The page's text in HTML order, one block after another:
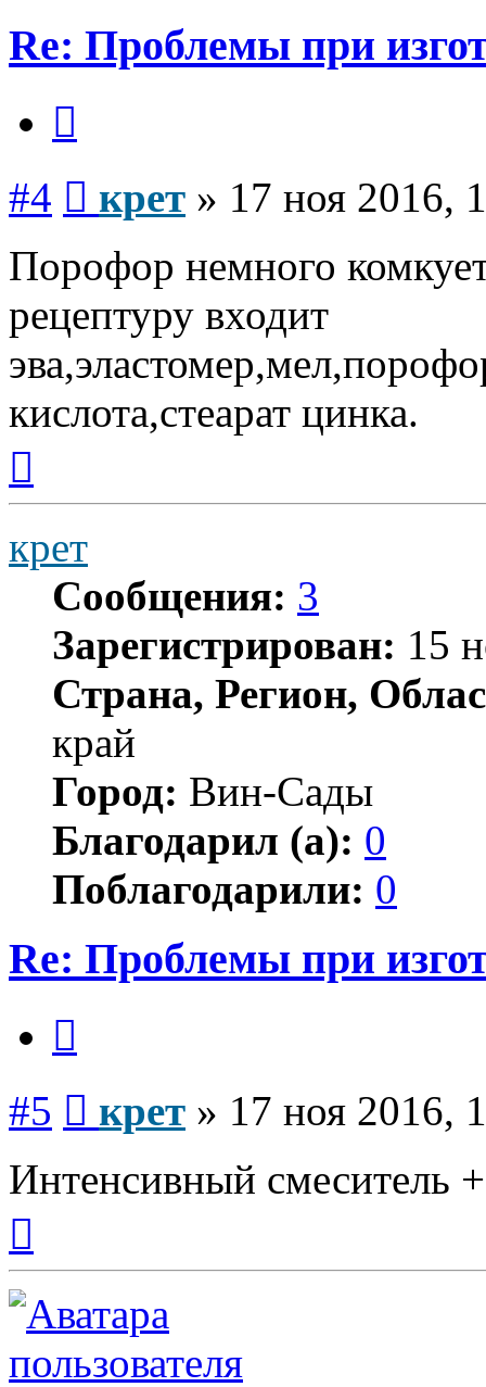
Re: Проблемы при
#4 крет » 17 ноя 2016,
Порофор немного
рецептуру входит
кислота,стеарат цинка.
началу
крет
Сообщения: 3
Зарегистрирован: 15
Страна, Регион,
край
Город: Вин-Сады
Благодарил (а): 0
Поблагодарили: 0
Re: Проблемы при
#5 крет » 17 ноя 2016,
Интенсивный смеситель
началу